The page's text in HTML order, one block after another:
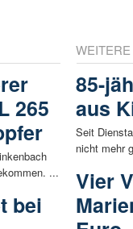
265
...
bei
85-
aus
Seit
nicht mehr
Vier